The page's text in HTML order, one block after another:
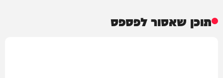
תוכן שאסור לפספס